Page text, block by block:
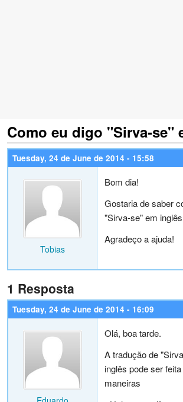
Como eu digo "Sirva-se"
Tuesday, 24 de June de 2014 - 15:58
Tobias
Bom dia!
Gostaria de saber
"Sirva-se" em
Agradeço a ajuda!
1 Resposta
Tuesday, 24 de June de 2014 - 16:09
Olá, boa tarde.
A tradução de
inglês pode ser
maneiras